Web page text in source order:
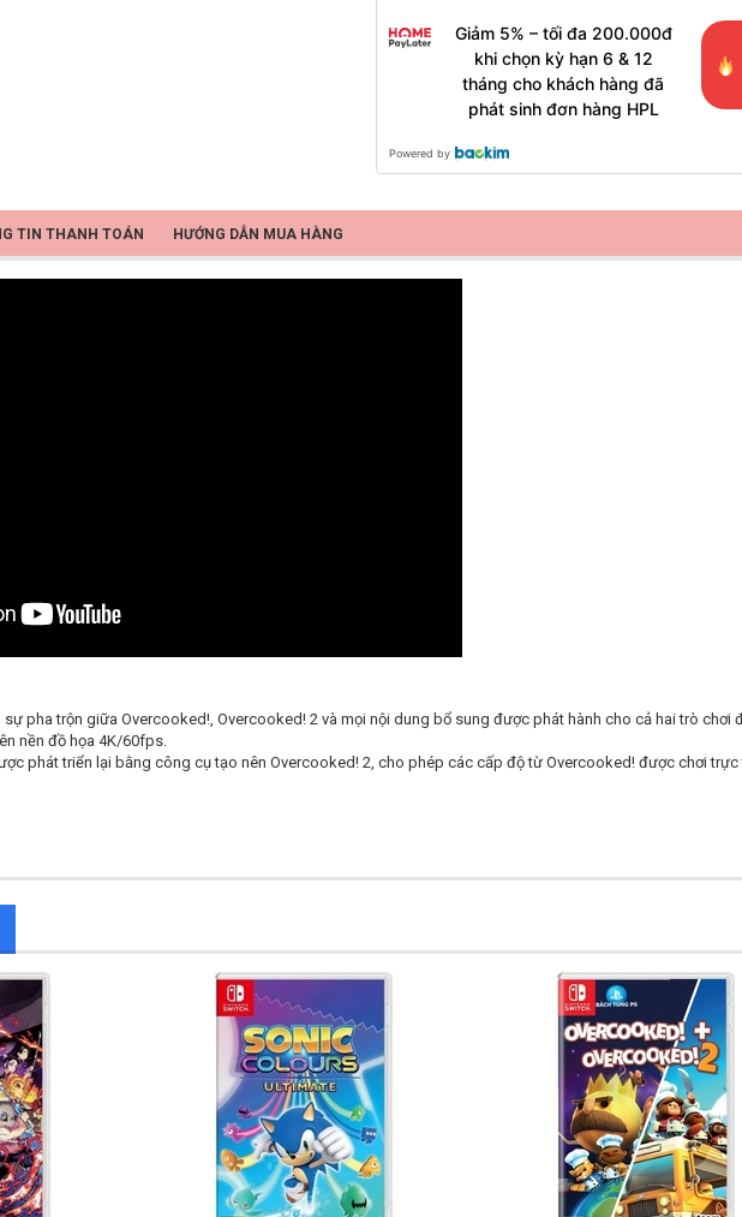
Giảm 5% – tối đa 200.000đ
khi chọn kỳ hạn 6 & 12
tháng cho khách hàng đã
phát sinh đơn hàng HPL
Powered by
TIN THANH TOÁN HƯỚNG DẪN MUA HÀNG
sự pha trộn giữa Overcooked!, Overcooked! 2 và mọi nội dung bổ sung được phát hành cho cả hai trò chơi
nền đồ họa 4K/60fps.
phát triển lại bằng công cụ tạo nên Overcooked! 2, cho phép các cấp độ từ Overcooked! được chơi trực